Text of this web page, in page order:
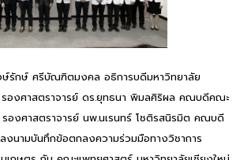
ษ์รักษ์ ศรีบัณฑิตมงคล อธิการบดีมหาวิทยาลัย
รองศาสตราจารย์ ดร.ยุทธนา พิมลศิริผล คณบดีคณะ
รองศาสตราจารย์ นพ.นเรนทร์ โชติรสนิรมิต คณบดี
นามบันทึกข้อตกลงความร่วมมือทางวิชาการ